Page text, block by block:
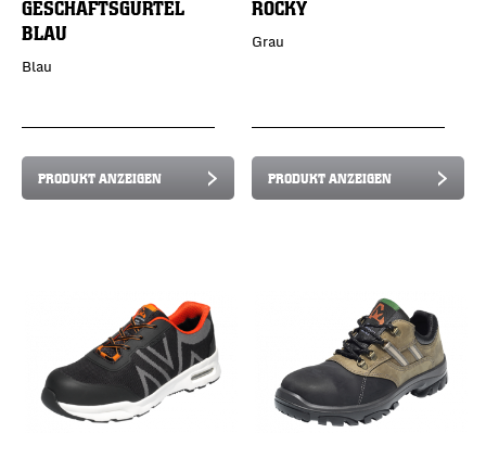
GESCHÄFTSGÜRTEL
BLAU
Blau
PRODUKT ANZEIGEN
ROCKY
Grau
PRODUKT ANZEIGEN